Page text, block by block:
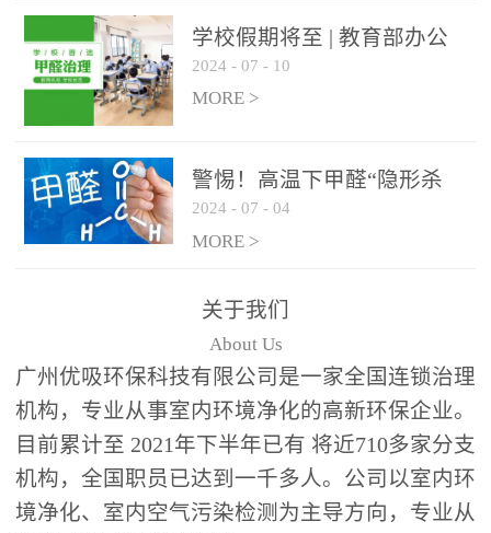
学校假期将至 | 教育部办公
厅关于加强学校新建校舍室
内空气质量管理通知
2024 - 07 - 10
MORE >
警惕！高温下甲醛“隐形杀
手”来袭，你的家安全吗？
2024 - 07 - 04
MORE >
关于我们
About Us
广州优吸环保科技有限公司是一家全国连锁治理
机构，专业从事室内环境净化的高新环保企业。
目前累计至 2021年下半年已有 将近710多家分支
机构，全国职员已达到一千多人。公司以室内环
境净化、室内空气污染检测为主导方向，专业从